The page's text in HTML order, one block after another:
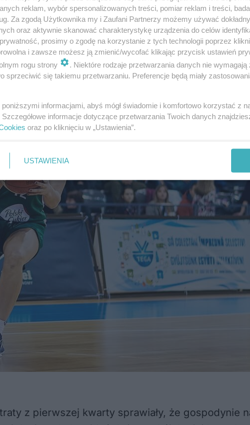
także na tablicy wyników (36-18).
z pierwszej kwarty sprawiały, że gospodynie
reklam, wybór spersonalizowanych treści, pomiar reklam i treści,
Za zgodą Użytkownika my i Zaufani Partnerzy możemy używać
oraz aktywnie skanować charakterystykę urządzenia do celów
prosimy o zgodę na korzystanie z tych technologii poprzez
i zawsze możesz ją zmienić/wycofać klikając przycisk ustawień
rogu strony
. Niektóre rodzaje przetwarzania danych nie
sprzeciwić się takiemu przetwarzaniu. Preferencje będą miały
poniższymi informacjami, abyś mógł świadomie i komfortowo korzystać z
informacje dotyczące przetwarzania Twoich danych
oraz po kliknięciu w „Ustawienia”.
USTAWIENIA